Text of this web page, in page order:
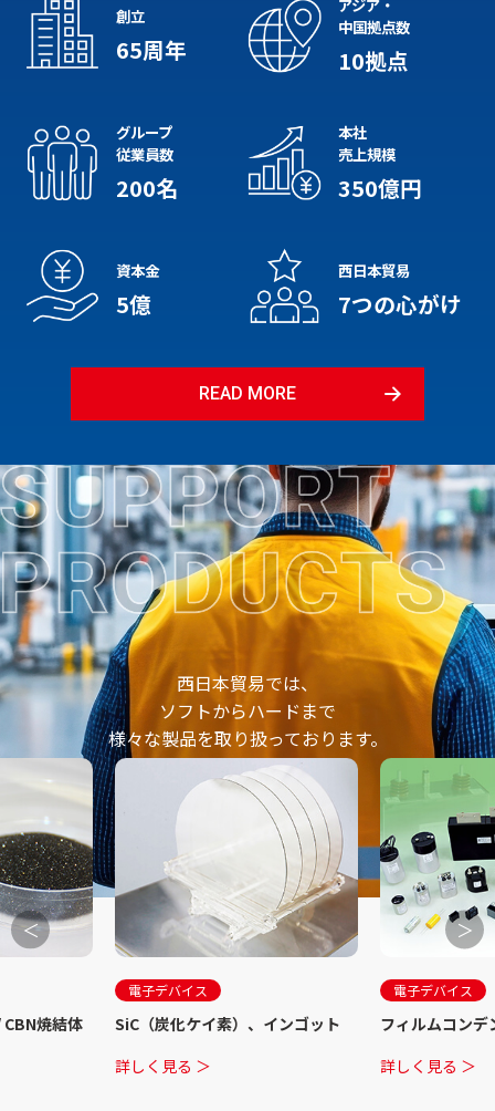
創立
65周年
アジア・
中国拠点数
10拠点
グループ
従業員数
200名
本社
売上規模
350億円
資本金
5億
西日本貿易
7つの心がけ
READ MORE
西日本貿易では、
ソフトからハードまで
様々な製品を取り扱っております。
＜ ＞
焼結体
電子デバイス
SiC（炭化ケイ素）、インゴット
詳しく見る ＞
電子デバイス
フィルムコンデ
詳しく見る ＞